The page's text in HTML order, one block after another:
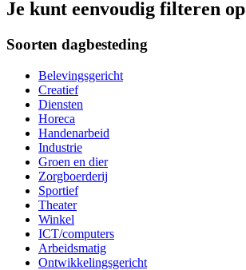
Je kunt eenvoudig filteren op
Soorten dagbesteding
Belevingsgericht
Creatief
Diensten
Horeca
Handenarbeid
Industrie
Groen en dier
Zorgboerderij
Sportief
Theater
Winkel
ICT/computers
Arbeidsmatig
Ontwikkelingsgericht